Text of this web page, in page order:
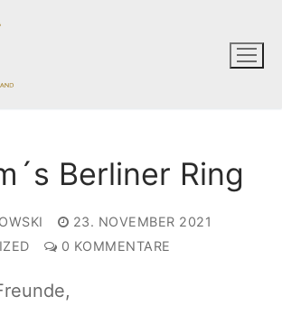
Berliner Ring
23. NOVEMBER 2021
0 KOMMENTARE